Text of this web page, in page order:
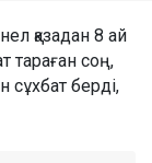
қазадан 8 ай
тараған соң,
сұхбат берді,